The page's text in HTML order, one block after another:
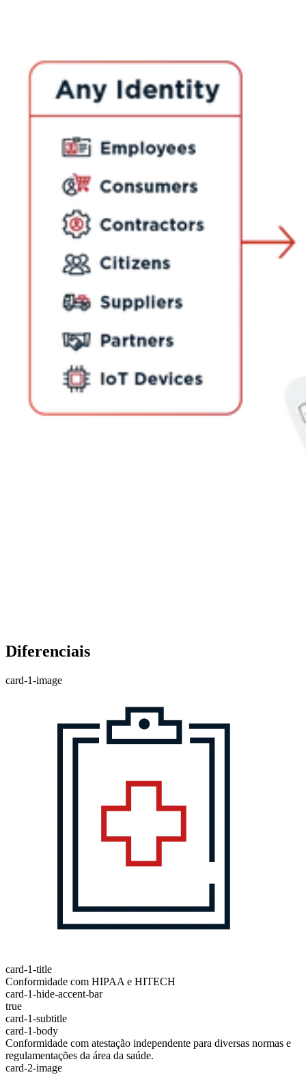
Diferenciais
card-1-image
card-1-title
Conformidade com HIPAA e HITECH
card-1-hide-accent-bar
true
card-1-subtitle
card-1-body
Conformidade com atestação independente para diversas normas e
regulamentações da área da saúde.
card-2-image